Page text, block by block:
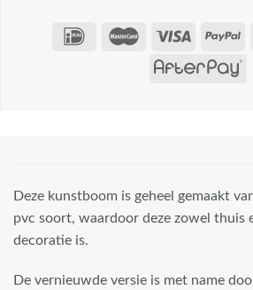
Deze kunstboom is geheel gemaakt
pvc soort, waardoor deze zowel thuis
decoratie is.
De vernieuwde versie is met name